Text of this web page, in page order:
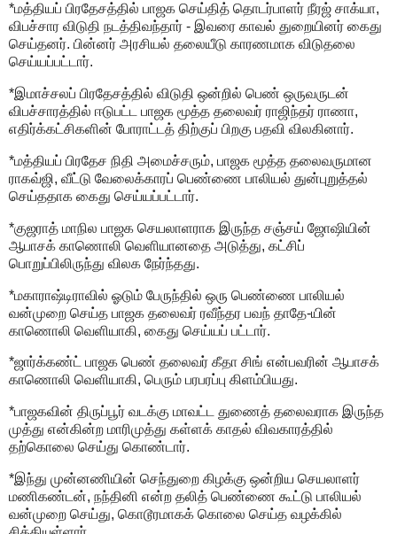
*மத்தியப் பிரதேசத்தில் பாஜக செய்தித் தொடர்பாளர் நீரஜ் சாக்யா,
விபச்சார விடுதி நடத்திவந்தார் - இவரை காவல் துறையினர் கைது
செய்தனர். பின்னர் அரசியல் தலையீடு காரணமாக விடுதலை
செய்யப்பட்டார்.
*இமாச்சலப் பிரதேசத்தில் விடுதி ஒன்றில் பெண் ஒருவருடன்
விபச்சாரத்தில் ஈடுபட்ட பாஜக மூத்த தலைவர் ராஜிந்தர் ராணா,
எதிர்க்கட்சிகளின் போராட்டத் திற்குப் பிறகு பதவி விலகினார்.
*மத்தியப் பிரதேச நிதி அமைச்சரும், பாஜக மூத்த தலைவருமான
ராகவ்ஜி, வீட்டு வேலைக்காரப் பெண்ணை பாலியல் துன்புறுத்தல்
செய்ததாக கைது செய்யப்பட்டார்.
*குஜராத் மாநில பாஜக செயலாளராக இருந்த சஞ்சய் ஜோஷியின்
ஆபாசக் காணொலி வெளியானதை அடுத்து, கட்சிப்
பொறுப்பிலிருந்து விலக நேர்ந்தது.
*மகாராஷ்டிராவில் ஓடும் பேருந்தில் ஒரு பெண்ணை பாலியல்
வன்முறை செய்த பாஜக தலைவர் ரவீந்தர பவந் தாதே-யின்
காணொலி வெளியாகி, கைது செய்யப் பட்டார்.
*ஜார்க்கண்ட் பாஜக பெண் தலைவர் கீதா சிங் என்பவரின் ஆபாசக்
காணொலி வெளியாகி, பெரும் பரபரப்பு கிளம்பியது.
*பாஜகவின் திருப்பூர் வடக்கு மாவட்ட துணைத் தலைவராக இருந்த
முத்து என்கின்ற மாரிமுத்து கள்ளக் காதல் விவகாரத்தில்
தற்கொலை செய்து கொண்டார்.
*இந்து முன்னணியின் செந்துறை கிழக்கு ஒன்றிய செயலாளர்
மணிகண்டன், நந்தினி என்ற தலித் பெண்ணை கூட்டு பாலியல்
வன்முறை செய்து, கொடூரமாகக் கொலை செய்த வழக்கில்